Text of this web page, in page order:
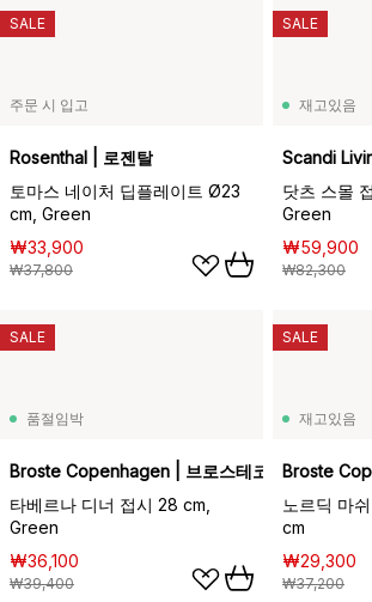
주문 시 입고
Rosenthal | 로젠탈
토마스 네이처 딥플레이트 Ø23
cm, Green
₩33,900
₩37,800
SALE
재고있음
Scandi
닷츠 스몰
Green
₩59,900
₩82,300
SALE
품절임박
Broste Copenhagen | 브로스테코펜하겐
타베르나 디너 접시 28 cm,
Green
₩36,100
₩39,400
SALE
재고있음
Broste
노르딕 마
cm
₩29,300
₩37,200
SALE